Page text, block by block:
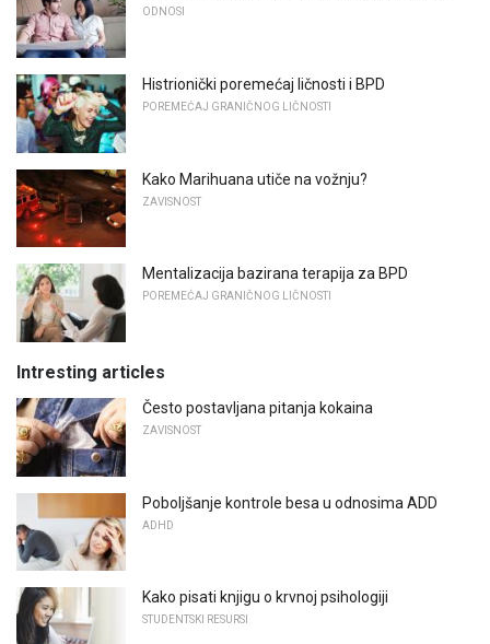
ODNOSI
Histrionički poremećaj ličnosti i BPD
POREMEĆAJ GRANIČNOG LIČNOSTI
Kako Marihuana utiče na vožnju?
ZAVISNOST
Mentalizacija bazirana terapija za BPD
POREMEĆAJ GRANIČNOG LIČNOSTI
Intresting articles
Često postavljana pitanja kokaina
ZAVISNOST
Poboljšanje kontrole besa u odnosima ADD
ADHD
Kako pisati knjigu o krvnoj psihologiji
STUDENTSKI RESURSI